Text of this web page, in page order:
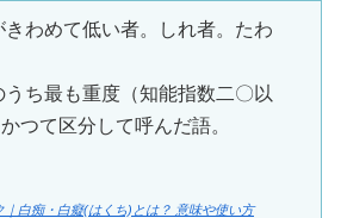
わめて低い者。しれ者。たわ
ち最も重度（知能指数二〇以
つて区分して呼んだ語。
｜白痴・白癡(はくち)とは？ 意味や使い方